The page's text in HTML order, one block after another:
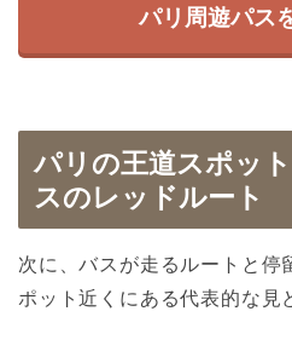
パリ周遊パス
パリの王道スポッ
スのレッドルート
次に、バスが走るルートと停
ポット近くにある代表的な見
当サイ
フランス